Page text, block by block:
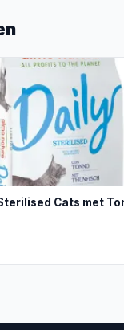
Cats met